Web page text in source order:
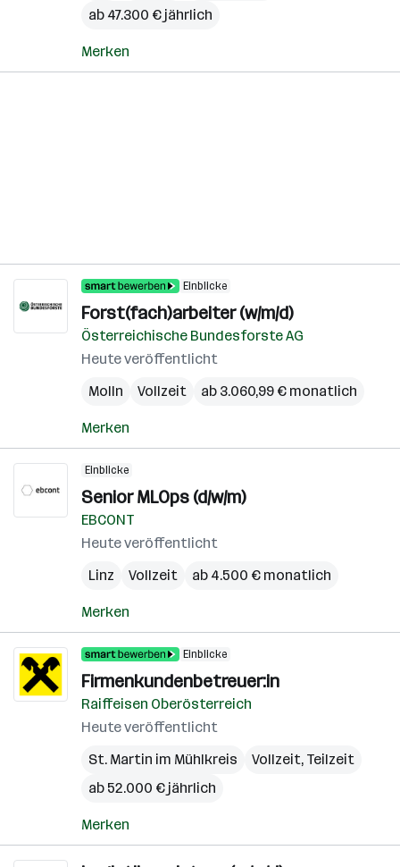
ab 47.300 € jährlich
Merken
Einblicke
Forst(fach)arbeiter (w/m/d)
Österreichische Bundesforste AG
Heute veröffentlicht
Molln
Vollzeit ab 3.060,99 € monatlich
Merken
Einblicke
Senior MLOps (d/w/m)
EBCONT
Heute veröffentlicht
Linz
Vollzeit ab 4.500 € monatlich
Merken
Einblicke
Firmenkundenbetreuer:in
Raiffeisen Oberösterreich
Heute veröffentlicht
St. Martin im Mühlkreis
Vollzeit, Teilzeit
ab 52.000 € jährlich
Merken